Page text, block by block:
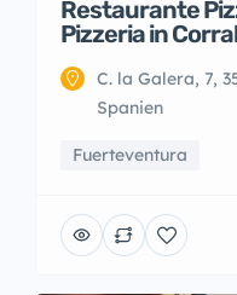
Restaurante
Pizzeria in
C. la Galera, 7,
Spanien
Fuerteventura